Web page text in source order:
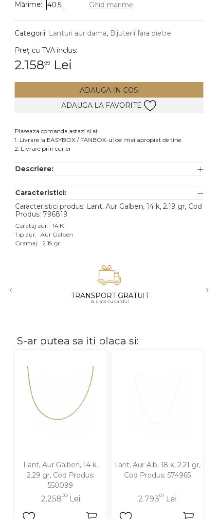
DIAMANTE Vezi toate
Cercei
Accesorii
Aur alb
Aur roz
Aur mixt
18K
Cu pietre
Diamante
Mărime: 40.5 Ghid marime
Categorii: Lanturi aur dama, Bijuterii fara pietre
Preț cu TVA inclus:
2.15899 Lei
ADAUGA IN COS
ADAUGA LA FAVORITE
Plaseaza comanda astazi si ai:
1. Livrare la EASYBOX / FANBOX-ul cel mai apropiat de tine
2. Livrare prin curier
Descriere:
Caracteristici:
Caracteristici produs: Lant, Aur Galben, 14 k, 2.19 gr, Cod
Produs: 796819
Carataj aur: 14 K
Tip aur: Aur Galben
Gramaj: 2.19 gr
‹ TRANSPORT GRATUIT
la plata cu cardul
›
S-ar putea sa iti placa si:
Lant, Aur Galben, 14 k,
2.29 gr, Cod Produs:
550099
2.25800Lei
Lant, Aur Alb, 18 k, 2.21 gr,
Cod Produs: 574965
2.79301 Lei